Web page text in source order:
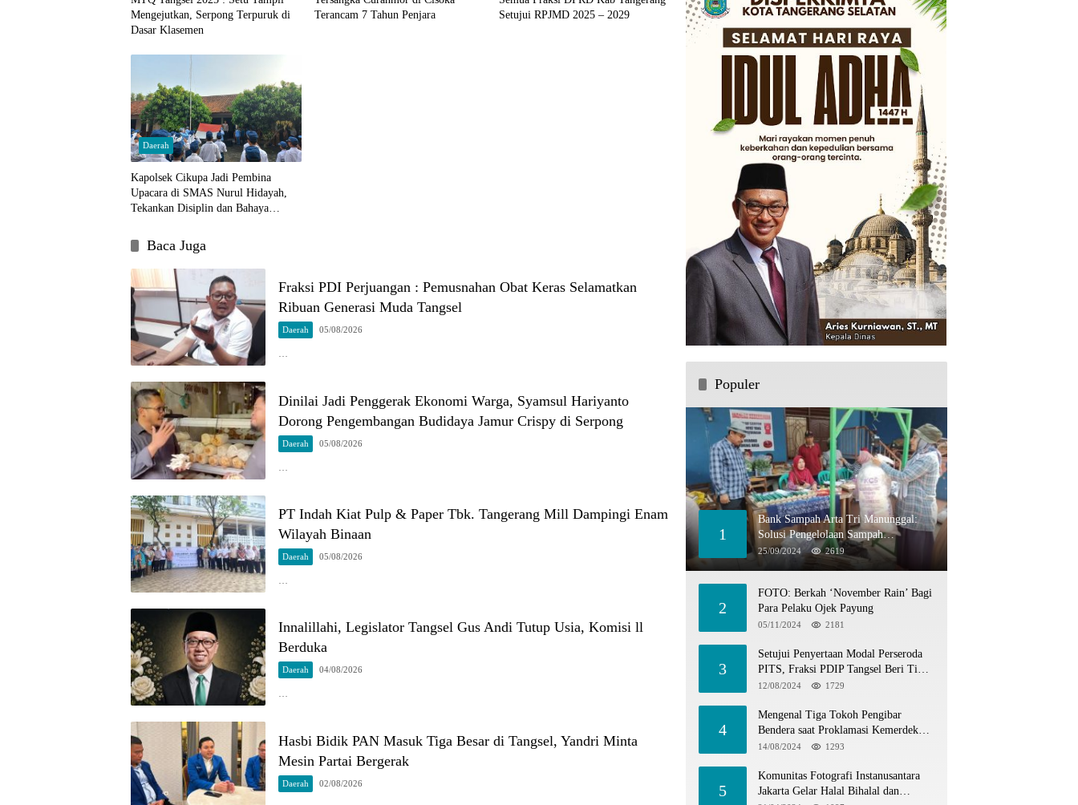
Mengejutkan, Serpong Terpuruk di
Dasar Klasemen
Terancam 7 Tahun Penjara
Setujui RPJMD 2025 – 2029
Daerah
Kapolsek Cikupa Jadi Pembina
Upacara di SMAS Nurul Hidayah,
Tekankan Disiplin dan Bahaya
Baca Juga
Fraksi PDI Perjuangan : Pemusnahan Obat Keras Selamatkan
Ribuan Generasi Muda Tangsel
Daerah 05/08/2026
…
Dinilai Jadi Penggerak Ekonomi Warga, Syamsul Hariyanto
Dorong Pengembangan Budidaya Jamur Crispy di Serpong
Daerah 05/08/2026
PT Indah Kiat Pulp & Paper Tbk. Tangerang Mill Dampingi Enam
Wilayah Binaan
Daerah 05/08/2026
…
Innalillahi, Legislator Tangsel Gus Andi Tutup Usia, Komisi ll
Berduka
Daerah 04/08/2026
…
Hasbi Bidik PAN Masuk Tiga Besar di Tangsel, Yandri Minta
Mesin Partai Bergerak
Daerah 02/08/2026
Populer
1
Bank Sampah Arta Tri Manunggal:
Solusi Pengelolaan Sampah
Berkelanjutan di Tangerang Selatan
25/09/2024 2619
2
FOTO: Berkah ‘November Rain’ Bagi
Para Pelaku Ojek Payung
05/11/2024 2181
3
Setujui Penyertaan Modal Perseroda
PITS, Fraksi PDIP Tangsel Beri Tiga
Catatan
12/08/2024 1729
4
Mengenal Tiga Tokoh Pengibar
Bendera saat Proklamasi Kemerdekaan
1945
14/08/2024 1293
5
Komunitas Fotografi Instanusantara
Jakarta Gelar Halal Bihalal dan